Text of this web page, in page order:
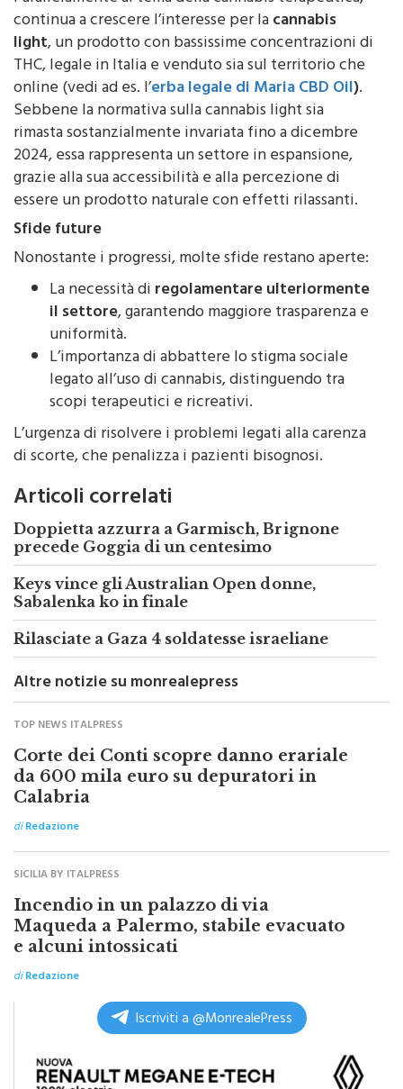
light, un prodotto con bassissime concentrazioni di
THC, legale in Italia e venduto sia sul territorio che
online (vedi ad es. l’erba legale di Maria CBD Oil).
Sebbene la normativa sulla cannabis light sia
rimasta sostanzialmente invariata fino a dicembre
2024, essa rappresenta un settore in espansione,
grazie alla sua accessibilità e alla percezione di
essere un prodotto naturale con effetti rilassanti.
Sfide future
Nonostante i progressi, molte sfide restano aperte:
La necessità diregolamentare ulteriormente
il settore, garantendo maggiore trasparenza e
uniformità.
L’importanza di abbattere lo stigma sociale
legato all’uso di cannabis, distinguendo tra
scopi terapeutici e ricreativi.
L’urgenza di risolvere i problemi legati alla carenza
di scorte, che penalizza i pazienti bisognosi.
Articoli correlati
Doppietta azzurra a Garmisch, Brignone
precede Goggia di un centesimo
Keys vince gli Australian Open donne,
Sabalenka ko in finale
Altre notizie su monrealepress
TOP NEWS ITALPRESS
Corte dei Conti scopre danno erariale
da 600 mila euro su depuratori in
Calabria
diRedazione
SICILIA BY ITALPRESS
Incendio in un palazzo di via
Maqueda a Palermo, stabile evacuato
e alcuni intossicati
di Redazione
Iscriviti a @MonrealePress